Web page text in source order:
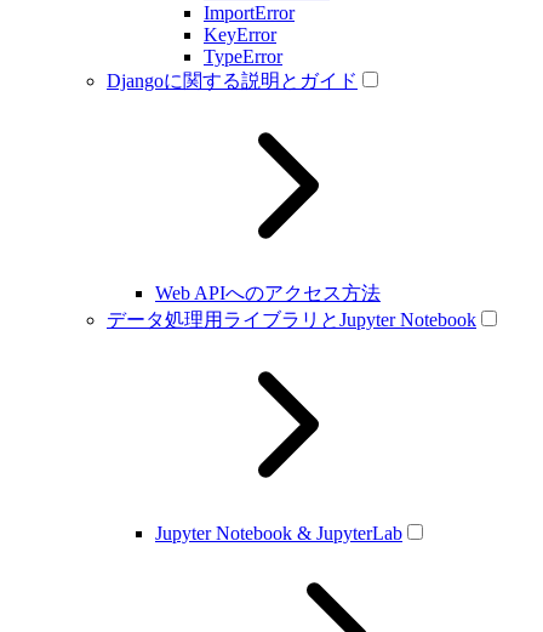
ImportError
KeyError
TypeError
Djangoに関する説明とガイド
Web APIへのアクセス方法
データ処理用ライブラリとJupyter Notebook
Jupyter Notebook & JupyterLab